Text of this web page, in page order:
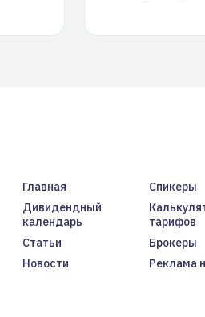
Главная
Спикеры
Дивидендный
календарь
тарифов
Статьи
Брокеры
Новости
Реклама